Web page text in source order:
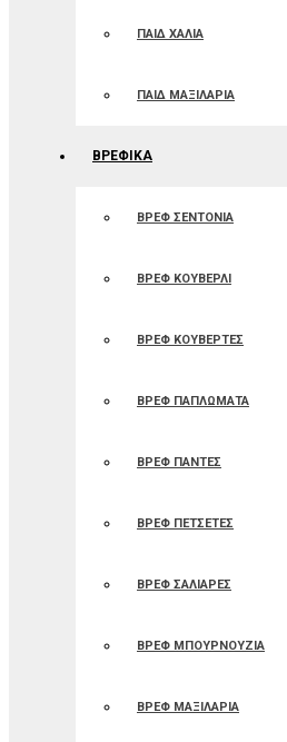
ΠΑΙΔ ΧΑΛΙΑ
ΠΑΙΔ ΜΑΞΙΛΑΡΙΑ
ΒΡΕΦΙΚΑ
ΒΡΕΦ ΣΕΝΤΟΝΙΑ
ΒΡΕΦ ΚΟΥΒΕΡΛΙ
ΒΡΕΦ ΚΟΥΒΕΡΤΕΣ
ΒΡΕΦ ΠΑΠΛΩΜΑΤΑ
ΒΡΕΦ ΠΑΝΤΕΣ
ΒΡΕΦ ΠΕΤΣΕΤΕΣ
ΒΡΕΦ ΣΑΛΙΑΡΕΣ
ΒΡΕΦ ΜΠΟΥΡΝΟΥΖΙΑ
ΒΡΕΦ ΜΑΞΙΛΑΡΙΑ